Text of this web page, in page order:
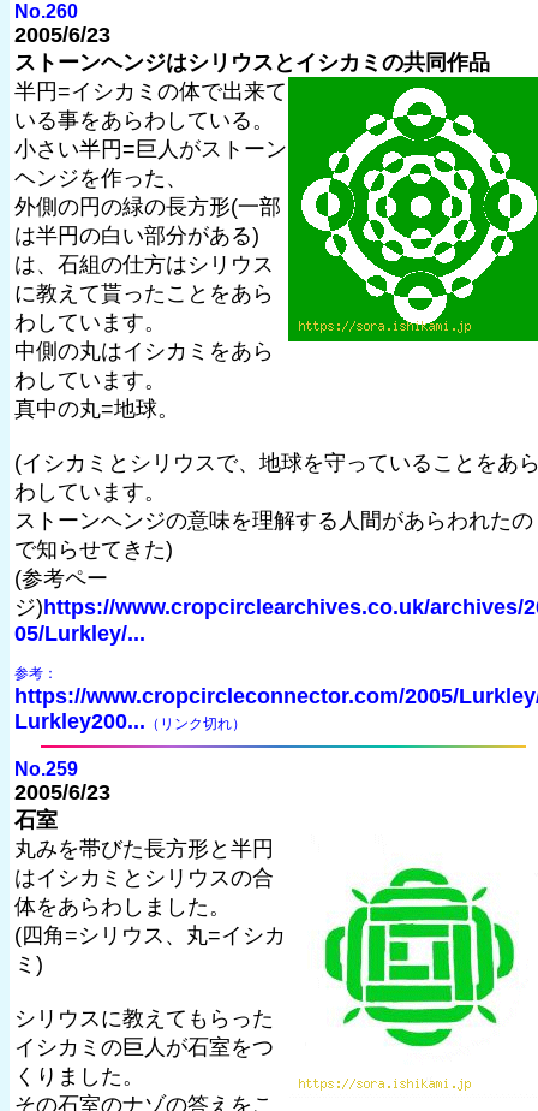
No.260
2005/6/23
ストーンヘンジはシリウスとイシカミの共同作品
半円=イシカミの体で出来て
いる事をあらわしている。
小さい半円=巨人がストーン
ヘンジを作った、
外側の円の緑の長方形(一部
は半円の白い部分がある)
は、石組の仕方はシリウス
に教えて貰ったことをあら
わしています。
中側の丸はイシカミをあら
わしています。
真中の丸=地球。
(イシカミとシリウスで、地球を守っていることをあ
わしています。
ストーンヘンジの意味を理解する人間があらわれたの
で知らせてきた)
(参考ペー
ジ) https://www.cropcirclearchives.co.uk/archives/
05/Lurkley/...
参考：
https://www.cropcircleconnector.com/2005/
Lurkley200... （リンク切れ）
No.259
2005/6/23
石室
丸みを帯びた長方形と半円
はイシカミとシリウスの合
体をあらわしました。
(四角=シリウス、丸=イシカ
ミ)
シリウスに教えてもらった
イシカミの巨人が石室をつ
くりました。
その石室のナゾの答えをこ